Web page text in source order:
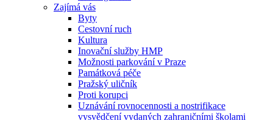
Zajímá vás
Byty
Cestovní ruch
Kultura
Inovační služby HMP
Možnosti parkování v Praze
Památková péče
Pražský uličník
Proti korupci
Uznávání rovnocennosti a nostrifikace
vysvědčení vydaných zahraničními školami